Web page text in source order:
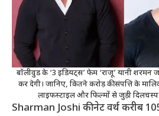
बॉलीवुड के ‘3 इडियट्स’ फेम ‘राजू’ यानी
कर देगी। जानिए, कितने करोड़ की संपत्ति के
लाइफस्टाइल और फिल्मों से जुड़ी
Sharman Joshi की नेट वर्थ करीब